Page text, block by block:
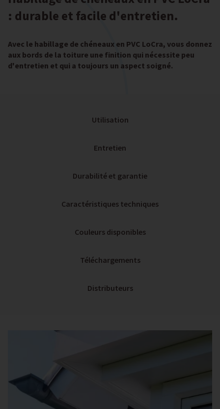
: durable et facile d'entretien.
Avec le habillage de chéneaux en PVC LoCra, vous donnez
aux bords de la toiture une finition qui nécessite peu
d'entretien et qui a toujours un aspect soigné.
Utilisation
Entretien
Durabilité et garantie
Caractéristiques techniques
Couleurs disponibles
Téléchargements
Distributeurs